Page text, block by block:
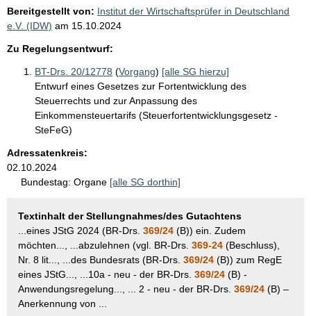
Bereitgestellt von: Institut der Wirtschaftsprüfer in Deutschland
e.V. (IDW) am 15.10.2024
Zu Regelungsentwurf:
BT-Drs. 20/12778 (Vorgang) [alle SG hierzu]
Entwurf eines Gesetzes zur Fortentwicklung des
Steuerrechts und zur Anpassung des
Einkommensteuertarifs (Steuerfortentwicklungsgesetz -
SteFeG)
Adressatenkreis:
02.10.2024
Bundestag: Organe [alle SG dorthin]
Textinhalt der Stellungnahmes/des Gutachtens
...eines JStG 2024 (BR-Drs. 369/24 (B)) ein. Zudem
möchten..., ...abzulehnen (vgl. BR-Drs. 369-24 (Beschluss),
Nr. 8 lit..., ...des Bundesrats (BR-Drs. 369/24 (B)) zum RegE
eines JStG..., ...10a - neu - der BR-Drs. 369/24 (B) -
Anwendungsregelung..., ... 2 - neu - der BR-Drs. 369/24 (B) –
Anerkennung von ...